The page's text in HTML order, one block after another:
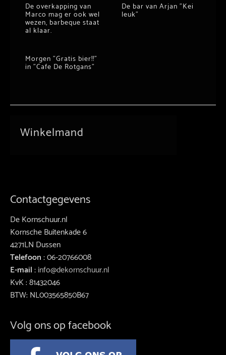
De overkapping van
Marco mag er ook wel
wezen, barbeque staat
al klaar.
De bar van Arjan ”Kei
leuk”
Morgen ”Gratis bier!!”
in ”Cafe De Rotgans”
Winkelmand
Contactgegevens
De Kornschuur.nl
Kornsche Buitenkade 6
4271LN Dussen
Telefoon :06-20766008
E-mail :info@dekornschuur.nl
KvK : 81432046
BTW: NL003565850B67
Volg ons op facebook